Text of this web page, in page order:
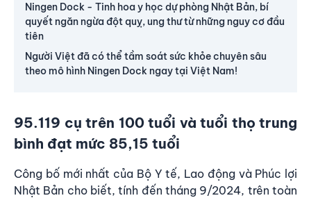
Ningen Dock - Tinh hoa y học dự phòng Nhật Bản, bí
quyết ngăn ngừa đột quỵ, ung thư từ những nguy cơ đầu
tiên
Người Việt đã có thể tầm soát sức khỏe chuyên sâu
theo mô hình Ningen Dock ngay tại Việt Nam!
95.119 cụ trên 100 tuổi và tuổi thọ trung
bình đạt mức 85,15 tuổi
Công bố mới nhất của Bộ Y tế, Lao động và Phúc lợi
Nhật Bản cho biết, tính đến tháng 9/2024, trên toàn